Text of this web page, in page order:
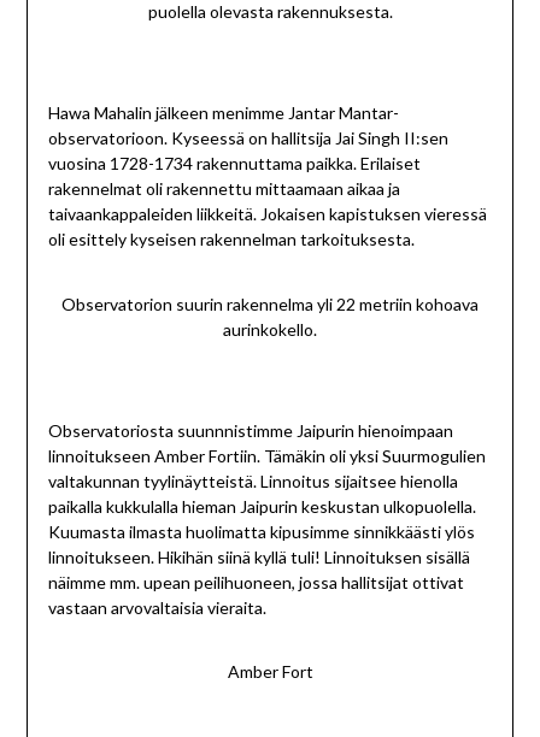
puolella olevasta rakennuksesta.
Hawa Mahalin jälkeen menimme Jantar Mantar-
observatorioon. Kyseessä on hallitsija Jai Singh II:sen
vuosina 1728-1734 rakennuttama paikka. Erilaiset
rakennelmat oli rakennettu mittaamaan aikaa ja
taivaankappaleiden liikkeitä. Jokaisen kapistuksen vieressä
oli esittely kyseisen rakennelman tarkoituksesta.
Observatorion suurin rakennelma yli 22 metriin kohoava
aurinkokello.
Observatoriosta suunnnistimme Jaipurin hienoimpaan
linnoitukseen Amber Fortiin. Tämäkin oli yksi Suurmogulien
valtakunnan tyylinäytteistä. Linnoitus sijaitsee hienolla
paikalla kukkulalla hieman Jaipurin keskustan ulkopuolella.
Kuumasta ilmasta huolimatta kipusimme sinnikkäästi ylös
linnoitukseen. Hikihän siinä kyllä tuli! Linnoituksen sisällä
näimme mm. upean peilihuoneen, jossa hallitsijat ottivat
vastaan arvovaltaisia vieraita.
Amber Fort